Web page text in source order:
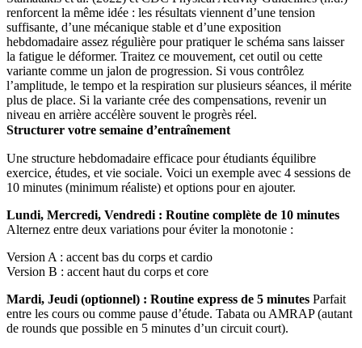
renforcent la même idée : les résultats viennent d’une tension
suffisante, d’une mécanique stable et d’une exposition
hebdomadaire assez régulière pour pratiquer le schéma sans laisser
la fatigue le déformer. Traitez ce mouvement, cet outil ou cette
variante comme un jalon de progression. Si vous contrôlez
l’amplitude, le tempo et la respiration sur plusieurs séances, il mérite
plus de place. Si la variante crée des compensations, revenir un
niveau en arrière accélère souvent le progrès réel.
Structurer votre semaine d’entraînement
Une structure hebdomadaire efficace pour étudiants équilibre
exercice, études, et vie sociale. Voici un exemple avec 4 sessions de
10 minutes (minimum réaliste) et options pour en ajouter.
Lundi, Mercredi, Vendredi : Routine complète de 10 minutes
Alternez entre deux variations pour éviter la monotonie :
Version A : accent bas du corps et cardio
Version B : accent haut du corps et core
Mardi, Jeudi (optionnel) : Routine express de 5 minutes Parfait
entre les cours ou comme pause d’étude. Tabata ou AMRAP (autant
de rounds que possible en 5 minutes d’un circuit court).